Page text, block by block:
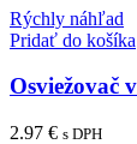
Rýchly náhľad
Pridať do košíka
Osviežovač
2.97 € s DPH